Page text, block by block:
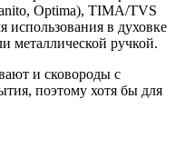
Optima), TIMA/TVS
в духовке
металлической ручкой.
и сковороды с
поэтому хотя бы для